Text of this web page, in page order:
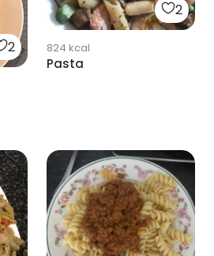
2
2
824 kcal
Pasta